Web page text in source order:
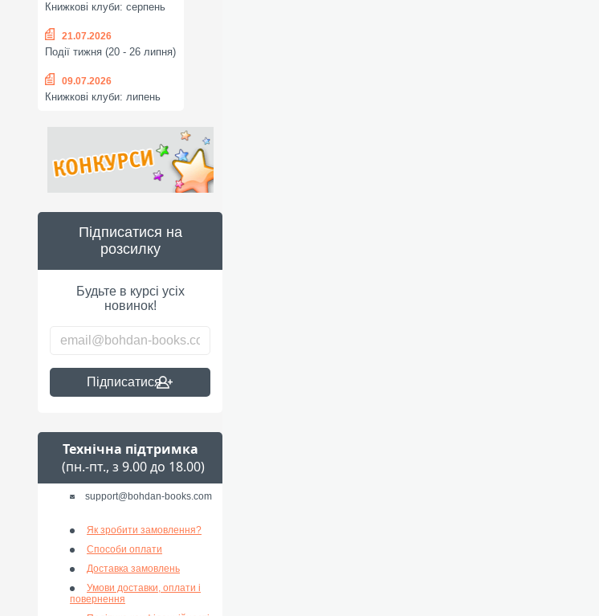
Книжкові клуби: серпень
21.07.2026
Події тижня (20 - 26 липня)
09.07.2026
Книжкові клуби: липень
Підписатися на
розсилку
Будьте в курсі усіх
новинок!
Підписатися
Технічна підтримка
(пн.-пт., з 9.00 до 18.00)
support@bohdan-books.com
Як зробити замовлення?
Способи оплати
Доставка замовлень
Умови доставки, оплати і
повернення